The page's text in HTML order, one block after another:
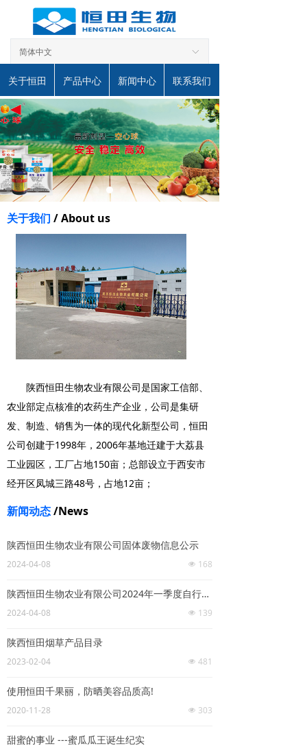
ꀅ
简体中文
关于恒田 产品中心 新闻中心 联系我们
关于我们 / About us
陕西恒田生物农业有限公司是国家工信部、
农业部定点核准的农药生产企业，公司是集研
发、制造、销售为一体的现代化新型公司，恒田
公司创建于1998年，2006年基地迁建于大荔县
工业园区，工厂占地150亩；总部设立于西安市
经开区凤城三路48号，占地12亩；
新闻动态/News
陕西恒田生物农业有限公司固体废物信息公示
넶 168
2024-04-08
陕西恒田生物农业有限公司2024年一季度自行监测结果公开数据表
넶 139
2024-04-08
陕西恒田烟草产品目录
넶 481
2023-02-04
使用恒田千果丽，防晒美容品质高!
넶 303
2020-11-28
甜蜜的事业 ---蜜瓜瓜王诞生纪实